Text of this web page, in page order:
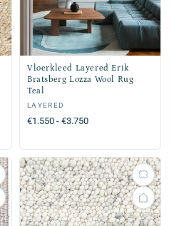
Vloerkleed Layered Erik
Bratsberg Lozza Wool Rug
Teal
Verkoper:
LAYERED
Normale
€1.550 - €3.750